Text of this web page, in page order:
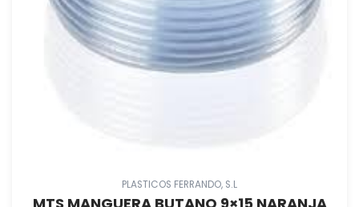
PLASTICOS FERRANDO, S.L